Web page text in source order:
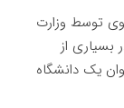
توسط وزارت
از
یک دانشگاه